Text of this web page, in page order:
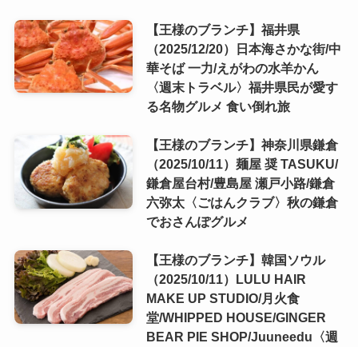
【王様のブランチ】福井県
（2025/12/20）日本海さかな街/中
華そば 一力/えがわの水羊かん
〈週末トラベル〉福井県民が愛す
る名物グルメ 食い倒れ旅
【王様のブランチ】神奈川県鎌倉
（2025/10/11）麺屋 奨 TASUKU/
鎌倉屋台村/豊島屋 瀬戸小路/鎌倉
六弥太〈ごはんクラブ〉秋の鎌倉
でおさんぽグルメ
【王様のブランチ】韓国ソウル
（2025/10/11）LULU HAIR
MAKE UP STUDIO/月火食
堂/WHIPPED HOUSE/GINGER
BEAR PIE SHOP/Juuneedu〈週